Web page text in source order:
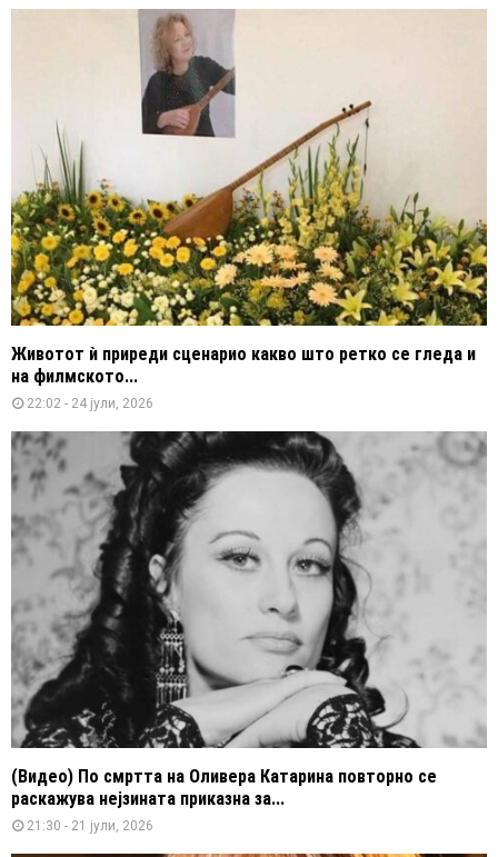
Животот ѝ приреди сценарио какво што ретко се гледа и
на филмското...
22:02 - 24 јули, 2026
(Видео) По смртта на Оливера Катарина повторно се
раскажува нејзината приказна за...
21:30 - 21 јули, 2026